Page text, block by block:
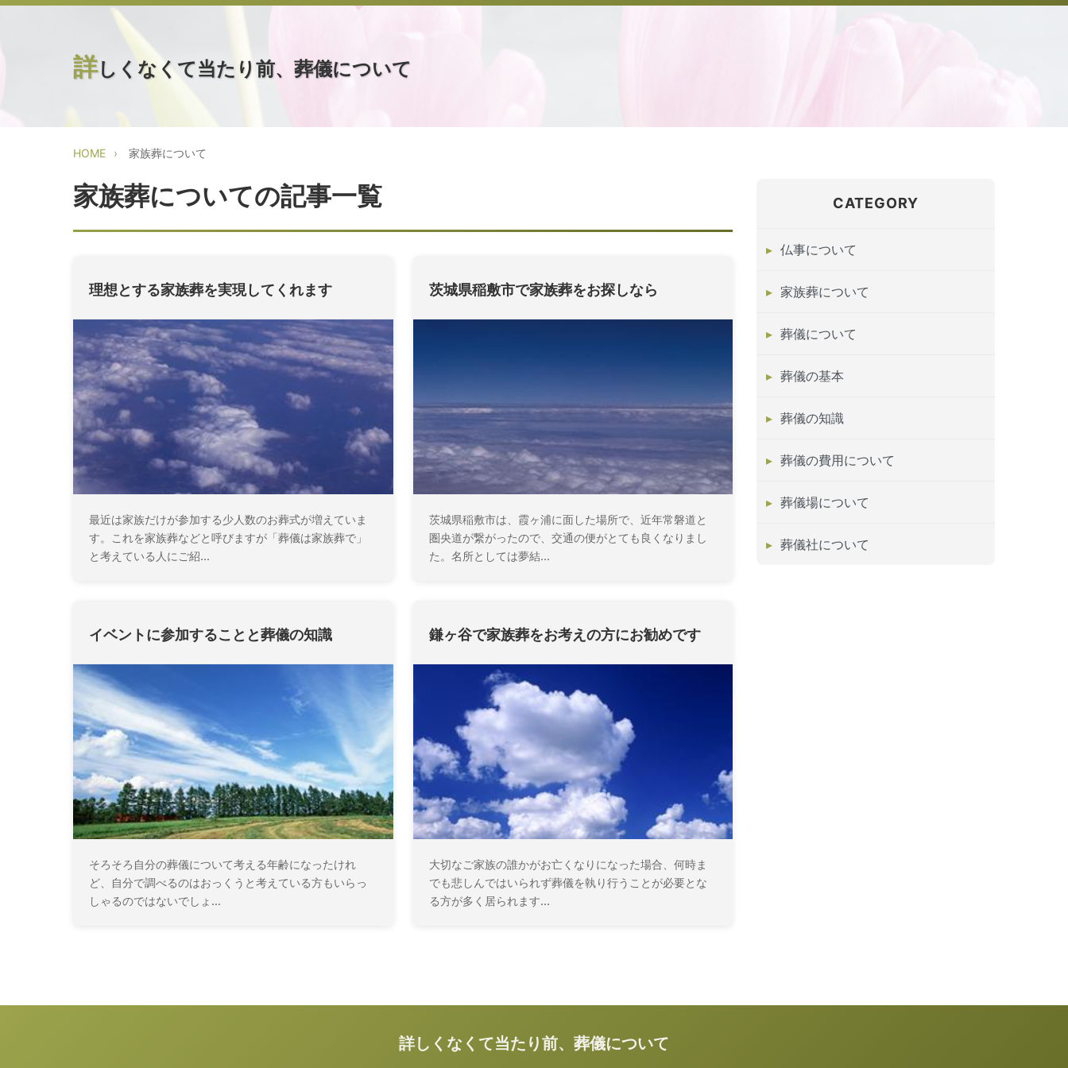
詳しくなくて当たり前、葬儀について
HOME 家族葬について
家族葬についての記事一覧
理想とする家族葬を実現してくれます
最近は家族だけが参加する少人数のお葬式が増えていま
す。これを家族葬などと呼びますが「葬儀は家族葬で」
と考えている人にご紹...
茨城県稲敷市で家族葬をお探しなら
茨城県稲敷市は、霞ヶ浦に面した場所で、近年常磐道と
圏央道が繋がったので、交通の便がとても良くなりまし
た。名所としては夢結...
イベントに参加することと葬儀の知識
そろそろ自分の葬儀について考える年齢になったけれ
ど、自分で調べるのはおっくうと考えている方もいらっ
しゃるのではないでしょ...
鎌ヶ谷で家族葬をお考えの方にお勧めです
大切なご家族の誰かがお亡くなりになった場合、何時ま
でも悲しんではいられず葬儀を執り行うことが必要とな
る方が多く居られます...
CATEGORY
仏事について
家族葬について
葬儀について
葬儀の基本
葬儀の知識
葬儀の費用について
葬儀場について
葬儀社について
詳しくなくて当たり前、葬儀について